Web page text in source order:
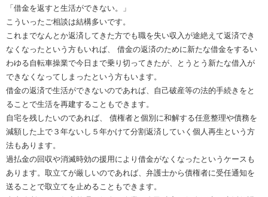
「借金を返すと生活ができない。」
こういったご相談は結構多いです。
これまでなんとか返済してきた方でも職を失い収入が途絶えて返済でき
なくなったという方もいれば、 借金の返済のために新たな借金をするい
わゆる自転車操業で今日まで乗り切ってきたが、とうとう新たな借入が
できなくなってしまったという方もいます。
借金の返済で生活ができないのであれば、自己破産等の法的手続きをと
ることで生活を再建することもできます。
自宅を残したいのであれば、 債権者と個別に和解する任意整理や債務を
減額した上で３年ないし５年かけて分割返済していく個人再生という方
法もあります。
過払金の回収や消滅時効の援用により借金がなくなったというケースも
あります。取立てが厳しいのであれば、弁護士から債権者に受任通知を
送ることで取立てを止めることもできます。